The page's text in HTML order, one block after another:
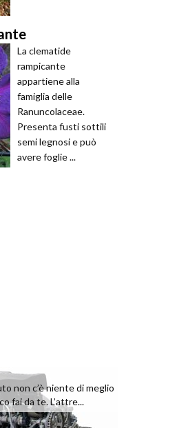
La clematide
rampicante
appartiene alla
famiglia delle
Ranuncolaceae.
Presenta fusti sottili
semi legnosi e può
avere foglie ...
non c’è niente di meglio
fai da te. L’attre...